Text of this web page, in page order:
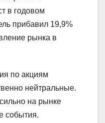
в годовом
прибавил 19,9%
рынка в
по акциям
нейтральные.
на рынке
события.